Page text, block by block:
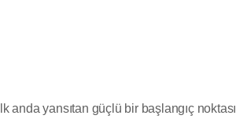
yansıtan güçlü bir başlangıç noktası